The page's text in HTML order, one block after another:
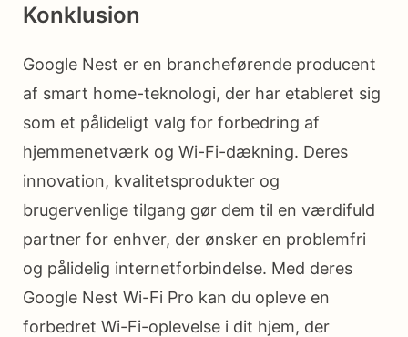
Konklusion
Google Nest er en brancheførende producent
af smart home-teknologi, der har etableret sig
som et pålideligt valg for forbedring af
hjemmenetværk og Wi-Fi-dækning. Deres
innovation, kvalitetsprodukter og
brugervenlige tilgang gør dem til en værdifuld
partner for enhver, der ønsker en problemfri
og pålidelig internetforbindelse. Med deres
Google Nest Wi-Fi Pro kan du opleve en
forbedret Wi-Fi-oplevelse i dit hjem, der